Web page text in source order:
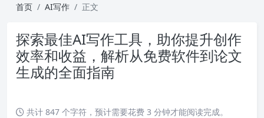
首页 AI写作 正文
探索最佳AI写作工具，助你提升创作
效率和收益，解析从免费软件到论文
生成的全面指南
共计 847 个字符，预计需要花费 3 分钟才能阅读完成。